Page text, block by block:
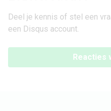
Deel je kennis of stel een
een Disqus account.
Reacties